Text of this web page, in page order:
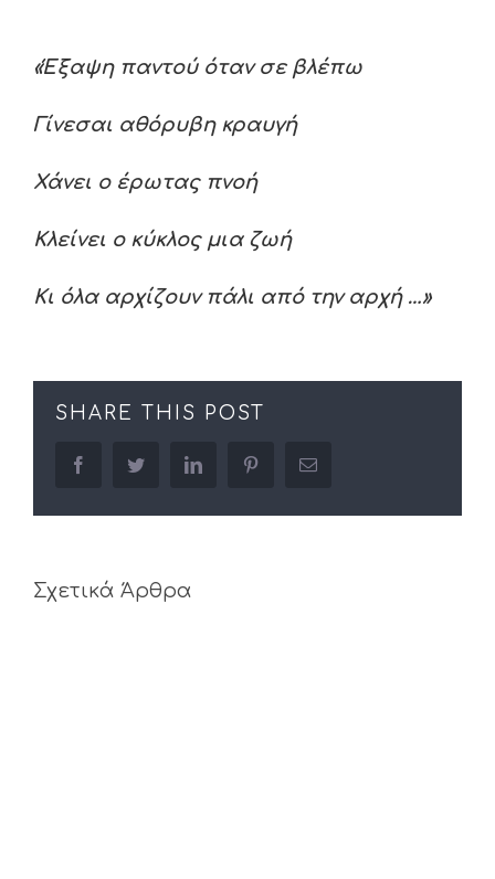
«Έξαψη παντού όταν σε βλέπω
Γίνεσαι αθόρυβη κραυγή
Χάνει ο έρωτας πνοή
Κλείνει ο κύκλος μια ζωή
Κι όλα αρχίζουν πάλι από την αρχή …»
SHARE THIS POST
facebooktwitter linkedin pinterestEmail
Σχετικά Άρθρα